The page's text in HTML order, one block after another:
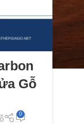
Gỗ
0